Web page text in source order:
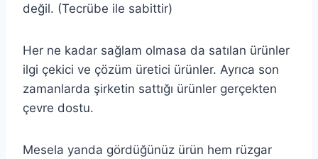
değil. (Tecrübe ile sabittir)
Her ne kadar sağlam olmasa da satılan ürünler
ilgi çekici ve çözüm üretici ürünler. Ayrıca son
zamanlarda şirketin sattığı ürünler gerçekten
çevre dostu.
Mesela yanda gördüğünüz ürün hem rüzgar